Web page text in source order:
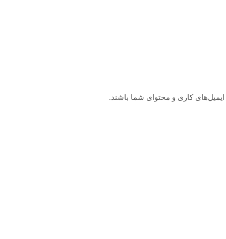
کاری و محتوای شما باشند.